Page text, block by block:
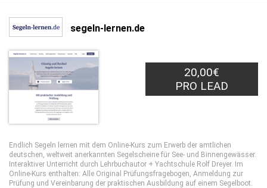
segeln-lernen.de
20,00€
PRO LEAD
Endlich Segeln lernen mit dem Online-Kurs zum Erwerb der amtlichen
deutschen, weltweit anerkannten Segelscheine für See- und Binnengewässer.
Interaktiver Unterricht durch Lehrbuchautor + Yachtschule Rolf Dreyer. Im
Online-Kurs enthalten: Alle Original Prüfungsfragebogen, Anmeldung zur
Prüfung und Vereinbarung der praktischen Ausbildung auf einem Segelboot.